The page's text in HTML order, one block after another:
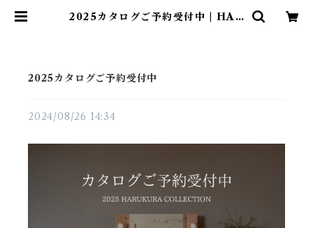
2025カタログご予約受付中 | HAR
2025カタログご予約受付中
2024/08/26 14:34